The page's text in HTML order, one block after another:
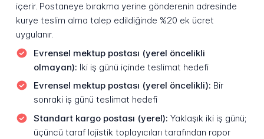
içerir. Postaneye bırakma yerine gönderenin adresinde
kurye teslim alma talep edildiğinde %20 ek ücret
uygulanır.
Evrensel mektup postası (yerel öncelikli
olmayan): İki iş günü içinde teslimat hedefi
Evrensel mektup postası (yerel öncelikli): Bir
sonraki iş günü teslimat hedefi
Standart kargo postası (yerel): Yaklaşık iki iş günü;
üçüncü taraf lojistik toplayıcıları tarafından rapor